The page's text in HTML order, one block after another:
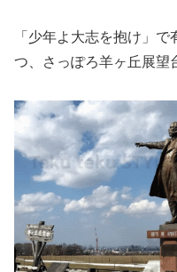
「少年よ大志を抱け」
つ、さっぽろ羊ヶ丘展望